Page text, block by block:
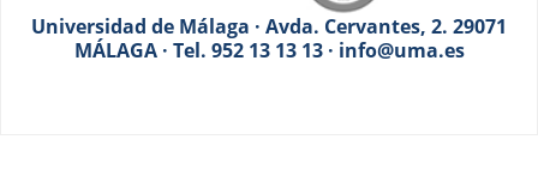
Universidad de Málaga · Avda. Cervantes, 2. 29071
MÁLAGA · Tel. 952 13 13 13 · info@uma.es